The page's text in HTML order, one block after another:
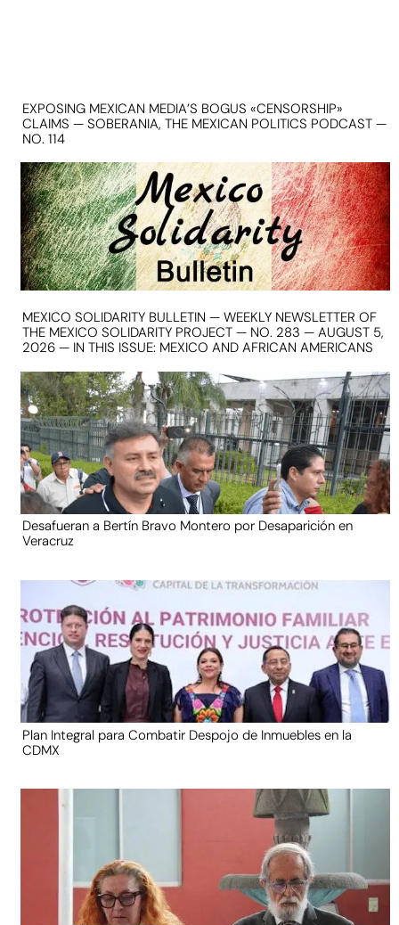
EXPOSING MEXICAN MEDIA’S BOGUS «CENSORSHIP»
CLAIMS — SOBERANIA, THE MEXICAN POLITICS PODCAST —
NO. 114
MEXICO SOLIDARITY BULLETIN — WEEKLY NEWSLETTER OF
THE MEXICO SOLIDARITY PROJECT — NO. 283 — AUGUST 5,
2026 — IN THIS ISSUE: MEXICO AND AFRICAN AMERICANS
Desafueran a Bertín Bravo Montero por Desaparición en
Veracruz
Plan Integral para Combatir Despojo de Inmuebles en la
CDMX